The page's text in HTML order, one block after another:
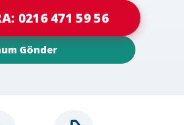
0216 471 59 56
Gönder